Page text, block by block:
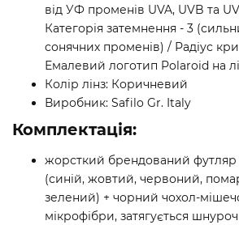
від УФ променів UVA, UVB та
Категорія затемнення - 3
сонячних променів) / Радіус
Емалевий логотип Polaroid на
Колір лінз: Коричневий
Виробник: Safilo Gr. Italy
Комплектація:
жорсткий брендований футляр
(синій, жовтий, червоний,
зелений) + чорний чохол-
мікрофібри, затягується